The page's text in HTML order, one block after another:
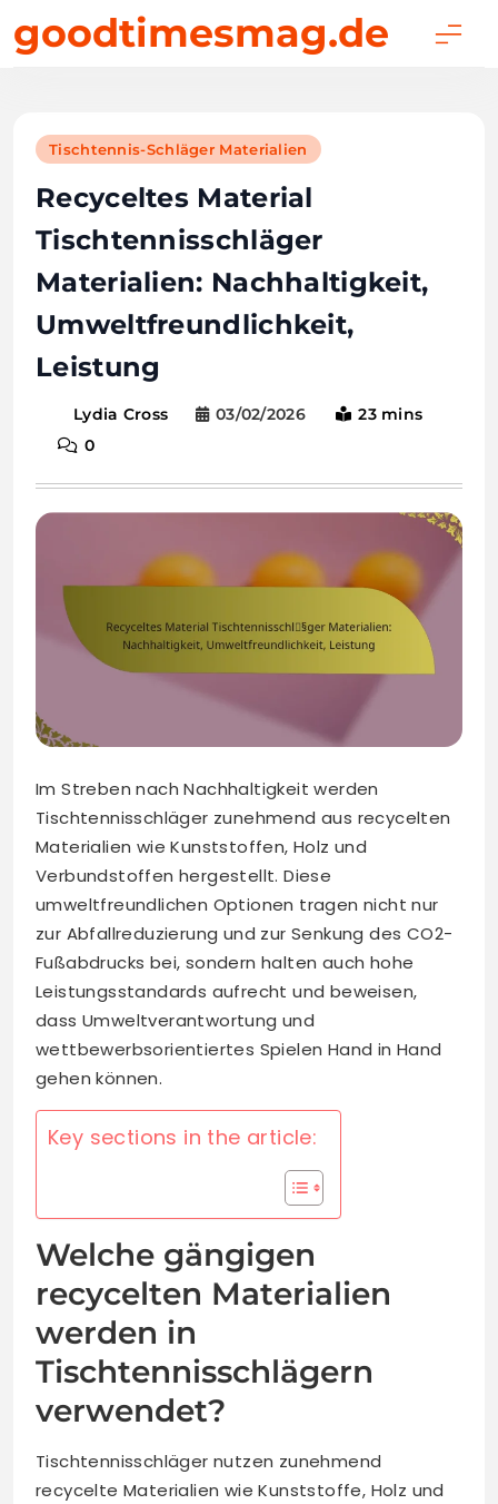
togoodtimesmag.de
Tischtennis-Schläger Materialien
Recyceltes Material
Tischtennisschläger
Materialien: Nachhaltigkeit,
Umweltfreundlichkeit,
Leistung
Lydia Cross 03/02/2026
23 mins
0
Im Streben nach Nachhaltigkeit werden
Tischtennisschläger zunehmend aus recycelten
Materialien wie Kunststoffen, Holz und
Verbundstoffen hergestellt. Diese
umweltfreundlichen Optionen tragen nicht nur
zur Abfallreduzierung und zur Senkung des CO2-
Fußabdrucks bei, sondern halten auch hohe
Leistungsstandards aufrecht und beweisen,
dass Umweltverantwortung und
wettbewerbsorientiertes Spielen Hand in Hand
gehen können.
Key sections in the article:
Welche gängigen
recycelten Materialien
werden in
Tischtennisschlägern
verwendet?
Tischtennisschläger nutzen zunehmend
recycelte Materialien wie Kunststoffe, Holz und